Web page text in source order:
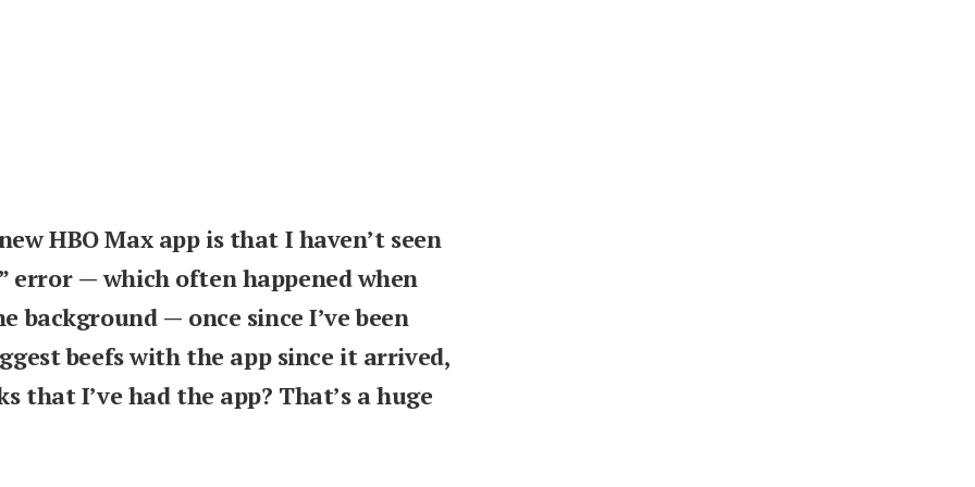
HBO Max app is that I haven’t seen
error — which often happened when
— once since I’ve been
beefs with the app since it arrived,
that I’ve had the app? That’s a huge